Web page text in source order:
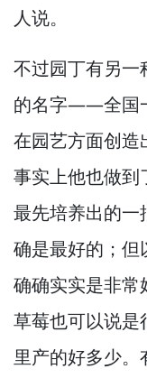
人说。
不过园丁有另一
的名字——全国
在园艺方面创造
事实上他也做到
最先培养出的一
确是最好的；但
确确实实是非常
草莓也可以说是
里产的好多少。